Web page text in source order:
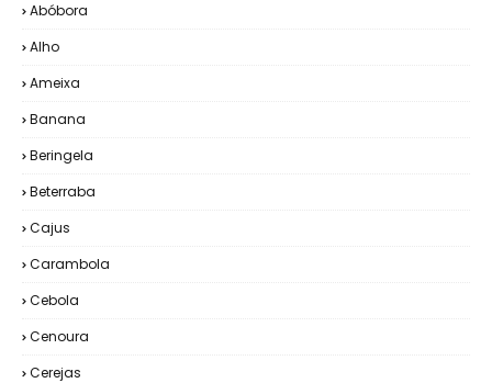
Abóbora
Alho
Ameixa
Banana
Beringela
Beterraba
Cajus
Carambola
Cebola
Cenoura
Cerejas